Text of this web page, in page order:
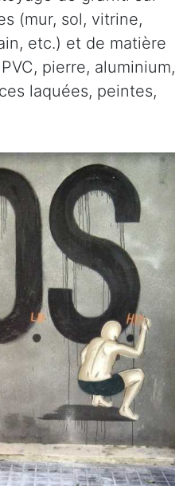
(mur, sol, vitrine,
etc.) et de matière
pierre, aluminium,
laquées, peintes,